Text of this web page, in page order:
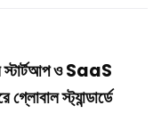
স্টার্টআপ ও SaaS
গ্লোবাল স্ট্যান্ডার্ডে